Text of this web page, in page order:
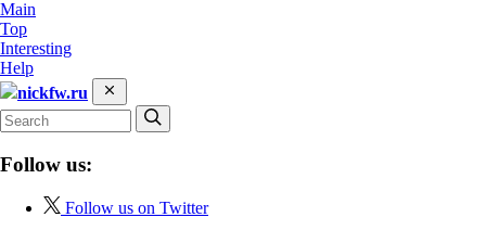
Main
Top
Interesting
Help
nickfw.ru
Follow us:
Follow us on Twitter